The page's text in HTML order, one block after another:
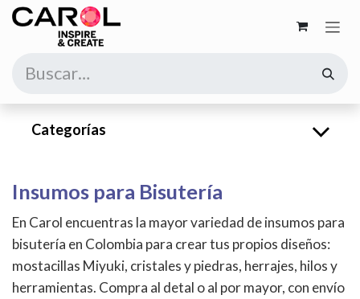
Ir al contenido
Categorías
Insumos para Bisutería
En Carol encuentras la mayor variedad de insumos para
bisutería en Colombia para crear tus propios diseños:
mostacillas Miyuki, cristales y piedras, herrajes, hilos y
herramientas. Compra al detal o al por mayor, con envío